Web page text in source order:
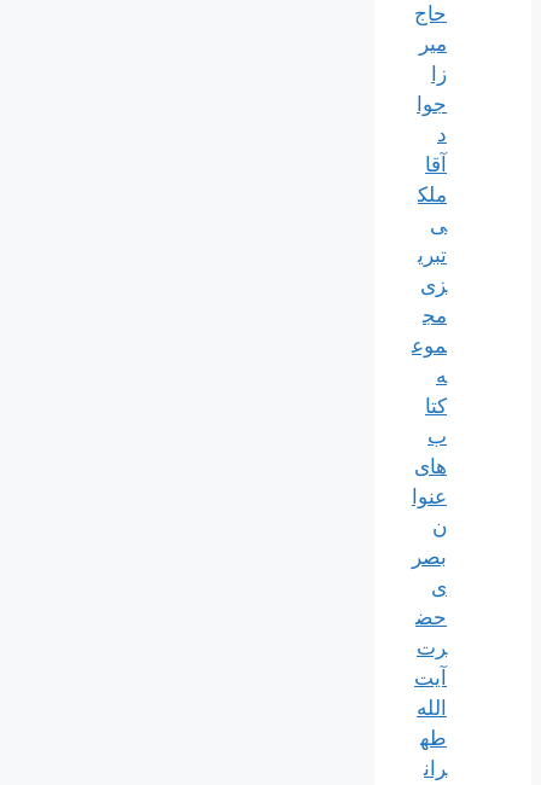
حاج
میر
زا
جوا
آقا
ملک
ی
تبری
زی
مج
موع
ه
کتا
ب
های
عنوا
ن
بصر
ی
حض
رت
آیت
الله
طه
ران